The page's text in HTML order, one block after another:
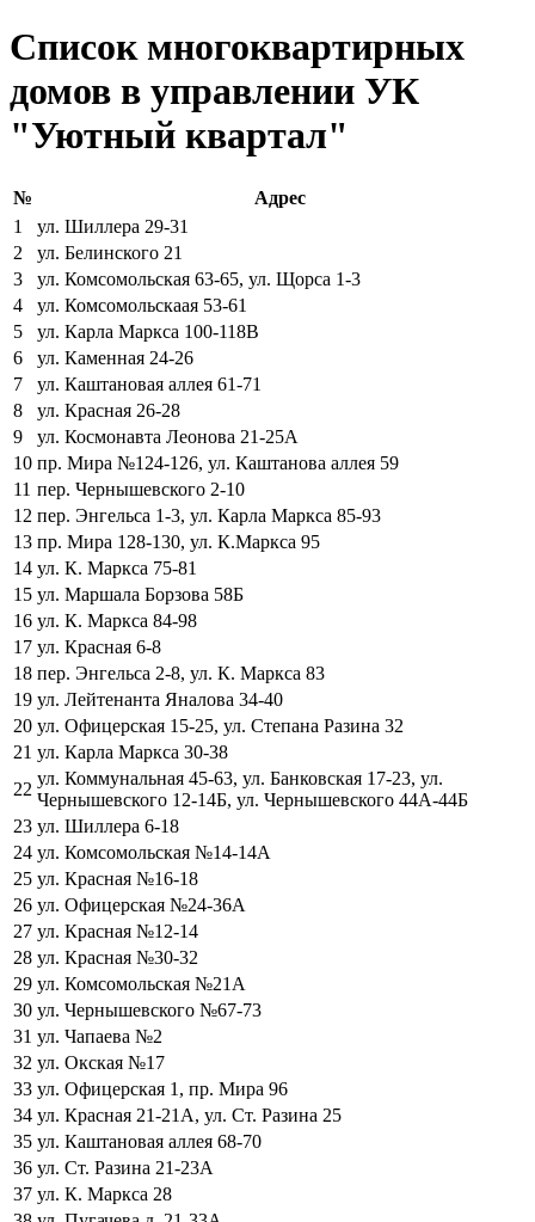
Список многоквартирных
домов в управлении УК
"Уютный квартал"
№
Адрес
1
ул. Шиллера 29-31
2
ул. Белинского 21
3
ул. Комсомольская 63-65, ул. Щорса 1-3
4
ул. Комсомольскаая 53-61
5
ул. Карла Маркса 100-118В
6
ул. Каменная 24-26
7
ул. Каштановая аллея 61-71
8
ул. Красная 26-28
9
ул. Космонавта Леонова 21-25А
10 пр. Мира №124-126, ул. Каштанова аллея 59
11 пер. Чернышевского 2-10
12 пер. Энгельса 1-3, ул. Карла Маркса 85-93
13 пр. Мира 128-130, ул. К.Маркса 95
14 ул. К. Маркса 75-81
15 ул. Маршала Борзова 58Б
16 ул. К. Маркса 84-98
17 ул. Красная 6-8
18 пер. Энгельса 2-8, ул. К. Маркса 83
19 ул. Лейтенанта Яналова 34-40
20 ул. Офицерская 15-25, ул. Степана Разина 32
21 ул. Карла Маркса 30-38
22
ул. Коммунальная 45-63, ул. Банковская 17-23, ул.
Чернышевского 12-14Б, ул. Чернышевского 44А-44Б
23 ул. Шиллера 6-18
24 ул. Комсомольская №14-14А
25 ул. Красная №16-18
26 ул. Офицерская №24-36А
27 ул. Красная №12-14
28 ул. Красная №30-32
29 ул. Комсомольская №21А
30 ул. Чернышевского №67-73
31 ул. Чапаева №2
32 ул. Окская №17
33 ул. Офицерская 1, пр. Мира 96
34 ул. Красная 21-21А, ул. Ст. Разина 25
35 ул. Каштановая аллея 68-70
36 ул. Ст. Разина 21-23А
37 ул. К. Маркса 28